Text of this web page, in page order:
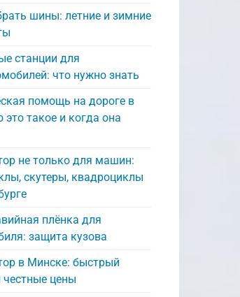
шины: летние и зимние
станции для
что нужно знать
помощь на дороге в
это такое и когда она
не только для машин:
скутеры, квадроциклы
плёнка для
защита кузова
в Минске: быстрый
честные цены